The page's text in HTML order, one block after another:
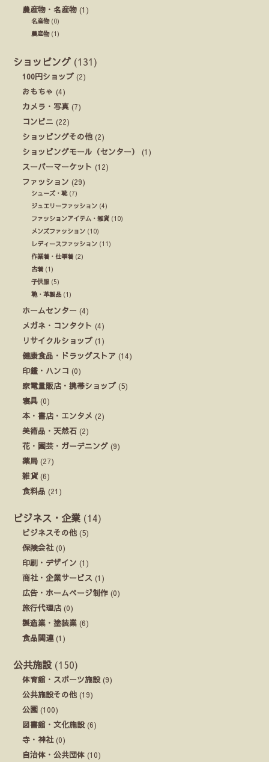
農産物・名産物 (1)
名産物(0)
農産物(1)
ショッピング (131)
100円ショップ (2)
おもちゃ (4)
カメラ・写真 (7)
コンビニ (22)
ショッピングその他 (2)
ショッピングモール（センター）
(1)
スーパーマーケット (12)
ファッション (29)
シューズ・靴(7)
ジュエリーファッション (4)
ファッションアイテム・雑貨 (10)
メンズファッション (10)
レディースファッション (11)
作業着・仕事着 (2)
古着 (1)
子供服 (5)
鞄・革製品 (1)
ホームセンター (4)
メガネ・コンタクト (4)
リサイクルショップ (1)
健康食品・ドラッグストア (14)
印鑑・ハンコ (0)
家電量販店・携帯ショップ (5)
寝具 (0)
本・書店・エンタメ (2)
美術品・天然石 (2)
花・園芸・ガーデニング (9)
薬局 (27)
雑貨(6)
食料品 (21)
ビジネス・企業 (14)
ビジネスその他 (5)
保険会社(0)
印刷・デザイン (1)
商社・企業サービス (1)
広告・ホームページ制作 (0)
旅行代理店 (0)
製造業・塗装業 (6)
食品関連 (1)
公共施設 (150)
体育館・スポーツ施設(9)
公共施設その他 (19)
公園 (100)
図書館・文化施設(6)
寺・神社(0)
自治体・公共団体 (10)